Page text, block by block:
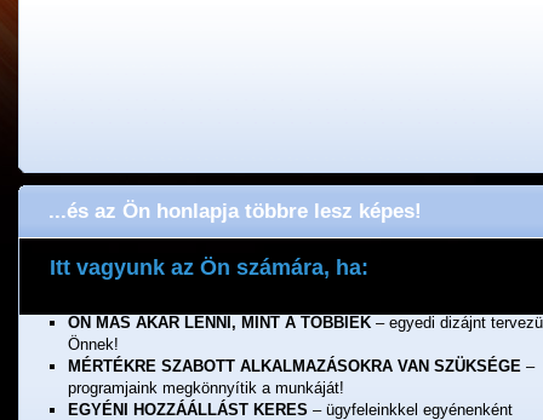
...és az Ön honlapja többre lesz képes!
Itt vagyunk az Ön számára, ha:
ÖN MÁS AKAR LENNI, MINT A TÖBBIEK – egyedi dizájnt
Önnek!
MÉRTÉKRE SZABOTT ALKALMAZÁSOKRA VAN SZÜKSÉGE –
programjaink megkönnyítik a munkáját!
EGYÉNI HOZZÁÁLLÁST KERES – ügyfeleinkkel egyénenként